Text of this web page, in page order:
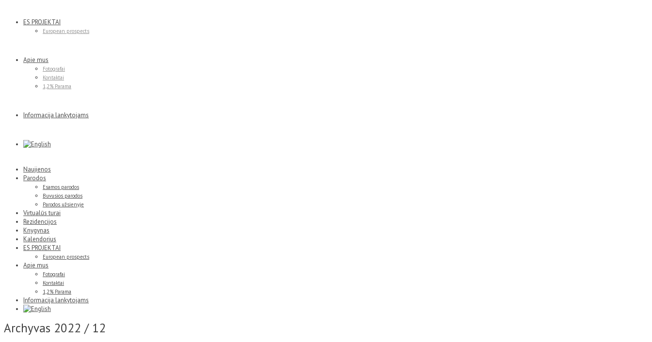
ES PROJEKTAI
European prospects
Apie mus
Fotografai
Kontaktai
1,2% Parama
Informacija lankytojams
Naujienos
Parodos
Esamos parodos
Buvusios parodos
Parodos užsienyje
Virtualūs turai
Rezidencijos
Knygynas
Kalendorius
ES PROJEKTAI
European prospects
Apie mus
Fotografai
Kontaktai
1,2% Parama
Informacija lankytojams
Archyvas 2022 / 12